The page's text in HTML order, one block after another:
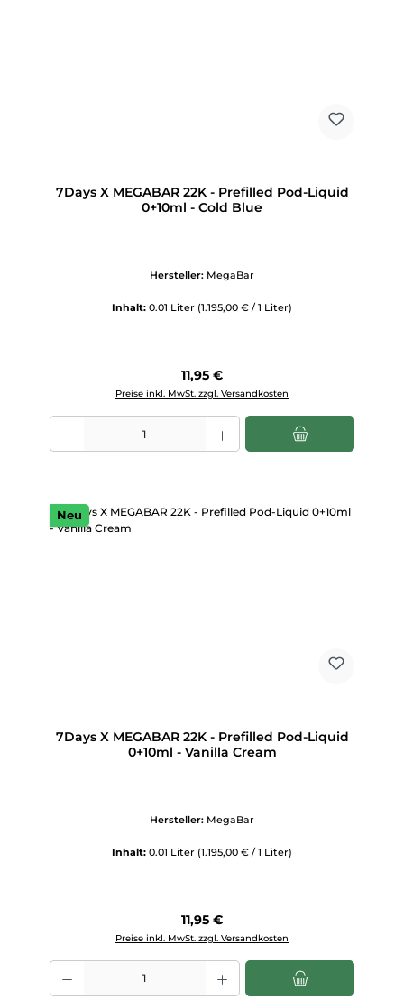
7Days X MEGABAR 22K - Prefilled Pod-Liquid
0+10ml - Cold Blue
Hersteller: MegaBar
Inhalt: 0.01 Liter (1.195,00 € / 1 Liter)
Regulärer Preis:
11,95 €
Preise inkl. MwSt. zzgl. Versandkosten
Produkt Anzahl: Gib den gewünschten Wert ein oder benutze die
Neu
7Days X MEGABAR 22K - Prefilled Pod-Liquid
0+10ml - Vanilla Cream
Hersteller: MegaBar
Inhalt: 0.01 Liter (1.195,00 € / 1 Liter)
Regulärer Preis:
11,95 €
Preise inkl. MwSt. zzgl. Versandkosten
Produkt Anzahl: Gib den gewünschten Wert ein oder benutze die